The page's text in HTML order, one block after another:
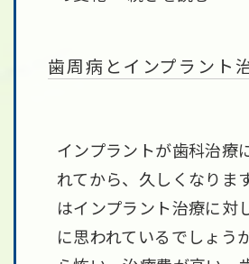
歯周病とインプラント
インプラントが歯科治療
れてから、久しくなりま
はインプラント治療に対
に思われているでしょう